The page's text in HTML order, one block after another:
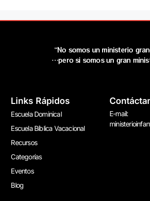
“No somos un ministerio
…pero si somos un gran
Links Rápidos
Escuela Dominical
Escuela Bíblica Vacacional
Recursos
Categorías
Eventos
Blog
E-mail: